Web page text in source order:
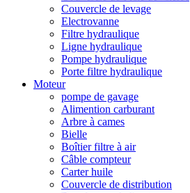
Couvercle de levage
Electrovanne
Filtre hydraulique
Ligne hydraulique
Pompe hydraulique
Porte filtre hydraulique
Moteur
pompe de gavage
Alimention carburant
Arbre à cames
Bielle
Boîtier filtre à air
Câble compteur
Carter huile
Couvercle de distribution